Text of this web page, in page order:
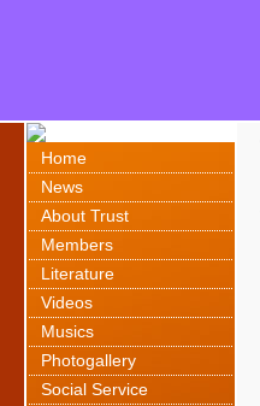
Home
News
About Trust
Members
Literature
Videos
Musics
Photogallery
Social Service